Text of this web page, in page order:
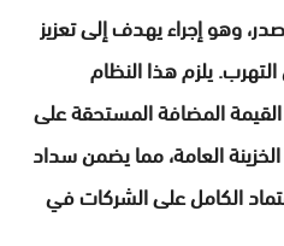
وهو إجراء يهدف إلى تعزيز
يلزم هذا النظام
المضافة المستحقة على
العامة، مما يضمن سداد
الكامل على الشركات في